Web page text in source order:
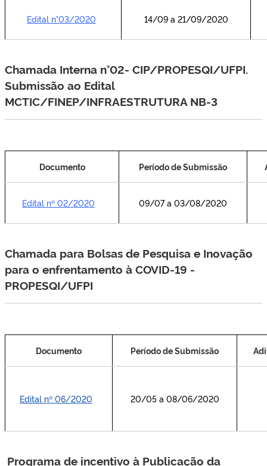
Edital n°03/2020 14/09 a 21/09/2020
Chamada Interna n°02- CIP/PROPESQI/UFPI.
Submissão ao Edital
MCTIC/FINEP/INFRAESTRUTURA NB-3
Documento Período de Submissão
Edital nº 02/2020 09/07 a 03/08/2020
Chamada para Bolsas de Pesquisa e Inovação
para o enfrentamento à COVID-19 -
PROPESQI/UFPI
Documento Período de Submissão
Edital nº 06/2020 20/05 a 08/06/2020
Programa de incentivo à Publicação da